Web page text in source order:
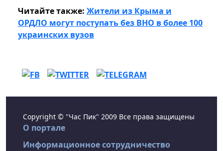
Читайте также: Жители из Крыма и
ОРДЛО могут поступать без ВНО в более 100
украинских вузов
Copyright © "Час Пик" 2009 Все права защищены
О портале
Информационное сотрудничество